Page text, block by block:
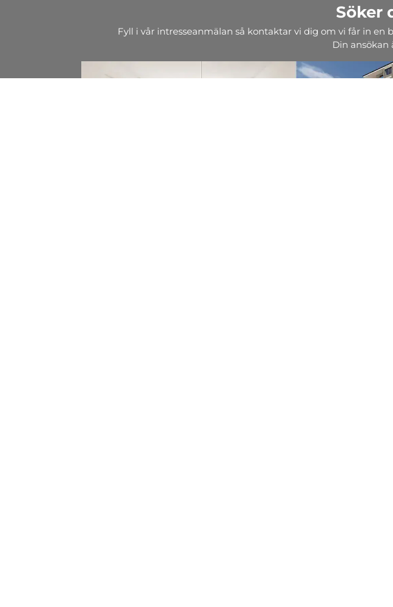
Söker
Fyll i vår intresseanmälan så kontaktar vi dig om vi får in en
Din ansökan